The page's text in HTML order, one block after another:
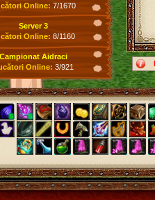
Online: 7/1670
Server 3
Online: 8/1160
Campionat Aidraci
Online: 3/921